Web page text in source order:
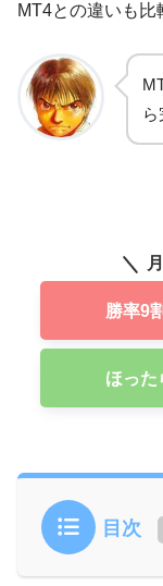
MT4との違いも比
勝率9
ほった
目次